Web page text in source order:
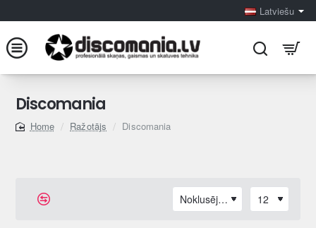
Latviešu
Discomania
home
Ražotājs Discomania